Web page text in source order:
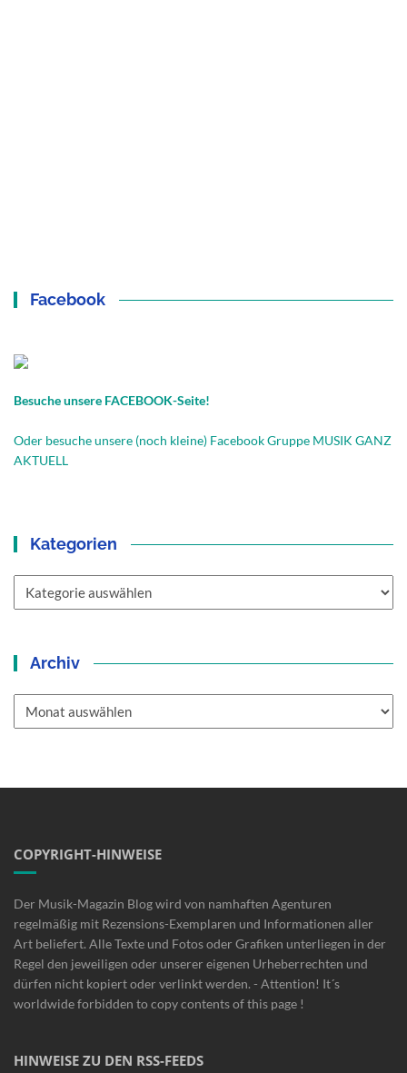
Facebook
Besuche unsere FACEBOOK-Seite!
Oder besuche unsere (noch kleine) Facebook Gruppe MUSIK GANZ
AKTUELL
Kategorien
Archiv
COPYRIGHT-HINWEISE
Der Musik-Magazin Blog wird von namhaften Agenturen
regelmäßig mit Rezensions-Exemplaren und Informationen aller
Art beliefert. Alle Texte und Fotos oder Grafiken unterliegen in der
Regel den jeweiligen oder unserer eigenen Urheberrechten und
dürfen nicht kopiert oder verlinkt werden. - Attention! It´s
worldwide forbidden to copy contents of this page !
HINWEISE ZU DEN RSS-FEEDS